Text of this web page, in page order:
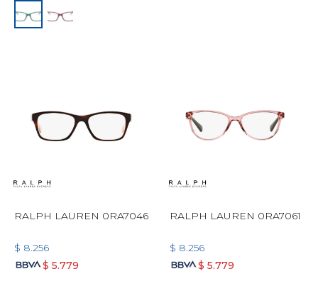
RALPH LAUREN 0RA7046
$ 8.256
$ 5.779
RALPH LAUREN 0RA7061
$ 8.256
$ 5.779